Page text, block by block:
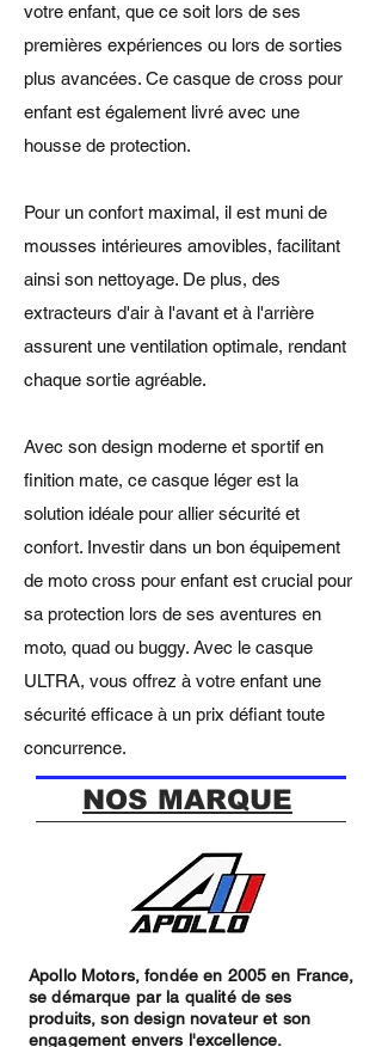
votre enfant, que ce soit lors de ses
premières expériences ou lors de sorties
plus avancées. Ce casque de cross pour
enfant est également livré avec une
housse de protection.
Pour un confort maximal, il est muni de
mousses intérieures amovibles, facilitant
ainsi son nettoyage. De plus, des
extracteurs d'air à l'avant et à l'arrière
assurent une ventilation optimale, rendant
chaque sortie agréable.
Avec son design moderne et sportif en
finition mate, ce casque léger est la
solution idéale pour allier sécurité et
confort. Investir dans un bon équipement
de moto cross pour enfant est crucial pour
sa protection lors de ses aventures en
moto, quad ou buggy. Avec le casque
ULTRA, vous offrez à votre enfant une
sécurité efficace à un prix défiant toute
concurrence.
NOS MARQUE
Apollo Motors, fondée en 2005 en France,
se démarque par la qualité de ses
produits, son design novateur et son
engagement envers l'excellence.